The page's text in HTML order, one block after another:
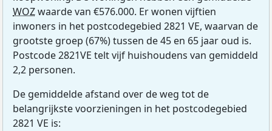
WOZwaarde van €576.000. Er wonen vijftien
inwoners in het postcodegebied 2821 VE, waarvan de
grootste groep (67%) tussen de 45 en 65 jaar oud is.
Postcode 2821VE telt vijf huishoudens van gemiddeld
2,2 personen.
De gemiddelde afstand over de weg tot de
belangrijkste voorzieningen in het postcodegebied
2821 VE is: